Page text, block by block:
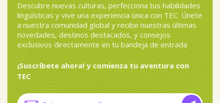
Descubre nuevas culturas, perfecciona tus habilidades
lingüísticas y vive una experiencia única con TEC. Únete
a nuestra comunidad global y recibe nuestras últimas
novedades, destinos destacados, y consejos
exclusivos directamente en tu bandeja de entrada
¡Suscríbete ahora! y comienza tu aventura con
TEC